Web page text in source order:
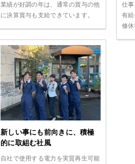
業績が好調の年は、通常の賞与の他
に決算賞与も支給できています。
仕
有
修
新しい事にも前向きに、積極
的に取組む社風
自社で使用する電力を実質再生可能